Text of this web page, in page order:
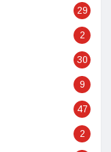
29
2
30
9
47
2